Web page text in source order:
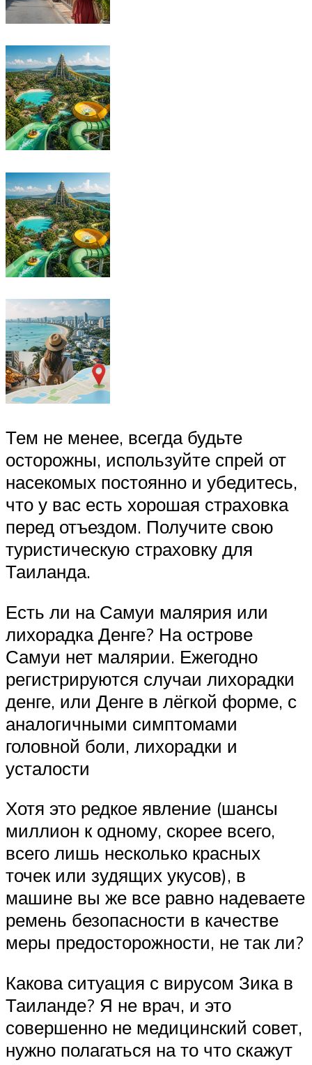
Тем не менее, всегда будьте
осторожны, используйте спрей от
насекомых постоянно и убедитесь,
что у вас есть хорошая страховка
перед отъездом. Получите свою
туристическую страховку для
Таиланда.
Есть ли на Самуи малярия или
лихорадка Денге? На острове
Самуи нет малярии. Ежегодно
регистрируются случаи лихорадки
денге, или Денге в лёгкой форме, с
аналогичными симптомами
головной боли, лихорадки и
усталости
Хотя это редкое явление (шансы
миллион к одному, скорее всего,
всего лишь несколько красных
точек или зудящих укусов), в
машине вы же все равно надеваете
ремень безопасности в качестве
меры предосторожности, не так ли?
Какова ситуация с вирусом Зика в
Таиланде? Я не врач, и это
совершенно не медицинский совет,
нужно полагаться на то что скажут